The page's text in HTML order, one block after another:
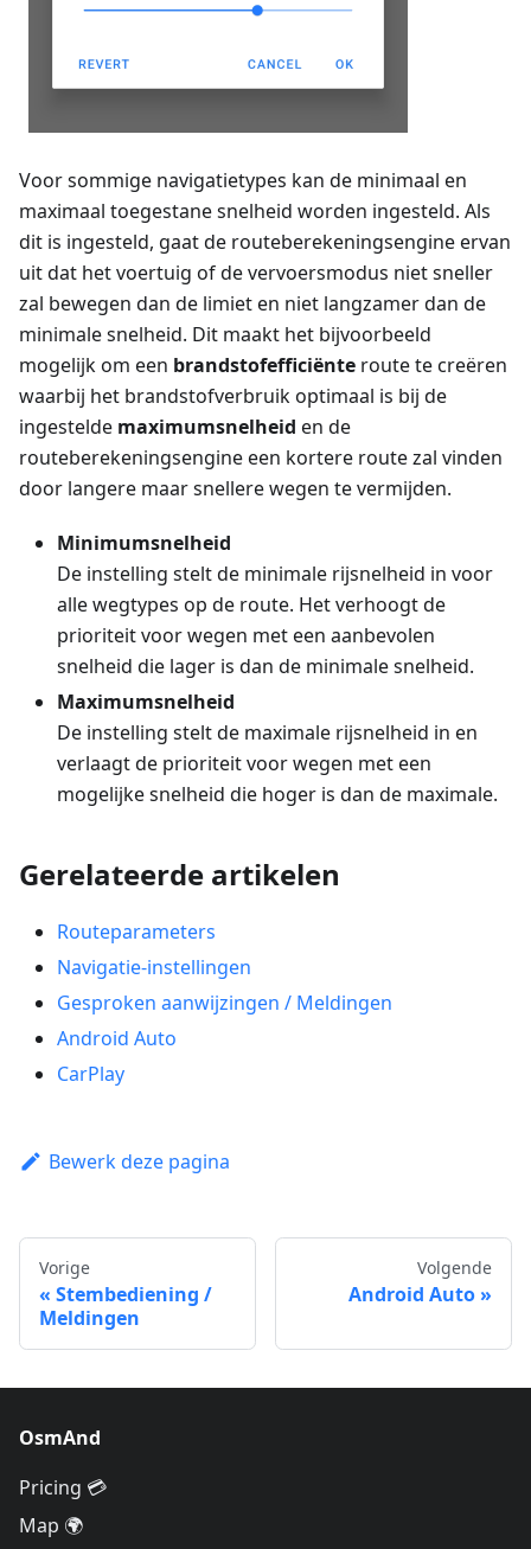
Voor sommige navigatietypes kan de minimaal en
maximaal toegestane snelheid worden ingesteld. Als
dit is ingesteld, gaat de routeberekeningsengine ervan
uit dat het voertuig of de vervoersmodus niet sneller
zal bewegen dan de limiet en niet langzamer dan de
minimale snelheid. Dit maakt het bijvoorbeeld
mogelijk om een brandstofefficiënte route te creëren
waarbij het brandstofverbruik optimaal is bij de
ingestelde maximumsnelheid en de
routeberekeningsengine een kortere route zal vinden
door langere maar snellere wegen te vermijden.
Minimumsnelheid
De instelling stelt de minimale rijsnelheid in voor
alle wegtypes op de route. Het verhoogt de
prioriteit voor wegen met een aanbevolen
snelheid die lager is dan de minimale snelheid.
Maximumsnelheid
De instelling stelt de maximale rijsnelheid in en
verlaagt de prioriteit voor wegen met een
mogelijke snelheid die hoger is dan de maximale.
Gerelateerde artikelen
Routeparameters
Navigatie-instellingen
Gesproken aanwijzingen / Meldingen
Android Auto
CarPlay
Bewerk deze pagina
Vorige
Stembediening /
Meldingen
Volgende
Android Auto
OsmAnd
Pricing 💳
Map 🌍